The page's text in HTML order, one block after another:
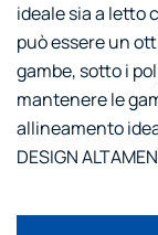
ideale sia a letto
può essere un
gambe, sotto i
mantenere le
allineamento
DESIGN